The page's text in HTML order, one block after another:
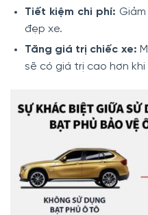
Tiết kiệm chi phí:
đẹp xe.
Tăng giá trị chiếc xe:
sẽ có giá trị cao hơn khi